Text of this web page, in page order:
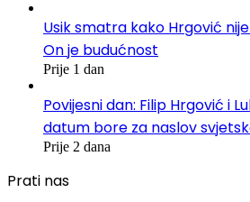
Usik smatra kako Hrgović
On je budućnost
Prije 1 dan
Povijesni dan: Filip Hrgović i
datum bore za naslov
Prije 2 dana
Prati nas